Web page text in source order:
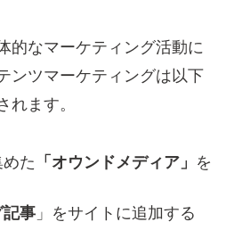
的なマーケティング活動に
ンツマーケティングは以下
れます。
た 「オウンドメディア」 を
記事」をサイトに追加する